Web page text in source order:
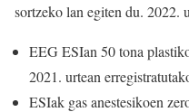
sortzeko lan egiten du. 2022.
EEG ESIan 50 tona
2021. urtean
ESIak gas anestesikoen